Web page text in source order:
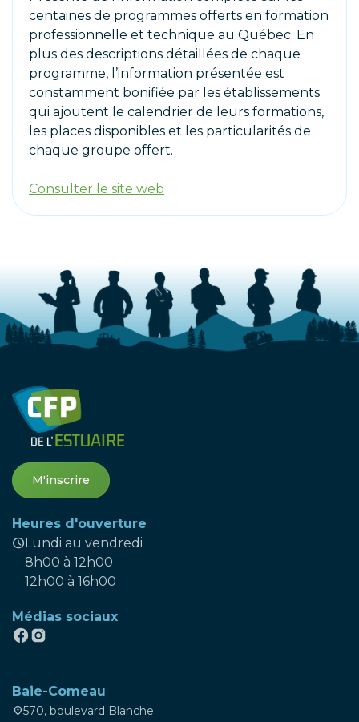
centaines de programmes offerts en formation
professionnelle et technique au Québec. En
plus des descriptions détaillées de chaque
programme, l’information présentée est
constamment bonifiée par les établissements
qui ajoutent le calendrier de leurs formations,
les places disponibles et les particularités de
chaque groupe offert.
Consulter le site web
M'inscrire
Heures d'ouverture
scheduleLundi au vendredi
8h00 à 12h00
12h00 à 16h00
Médias sociaux
Baie-Comeau
location_on570, boulevard Blanche